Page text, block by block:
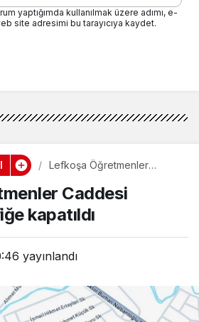
yaptığımda kullanılmak üzere adımı, e-
site adresimi bu tarayıcıya kaydet.
Lefkoşa Öğretmenler
kapatıldı
Caddesi
kapatıldı
yayınlandı